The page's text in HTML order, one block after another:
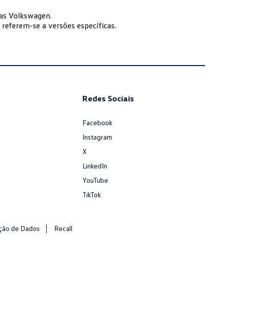
Volkswagen.
se a versões específicas.
Redes Sociais
Facebook
Instagram
X
LinkedIn
YouTube
TikTok
de Dados Recall